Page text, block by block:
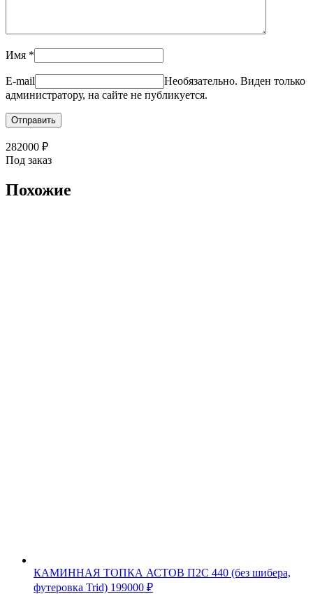
Имя *
E-mail
Необязательно. Виден только
администратору, на сайте не публикуется.
282000 ₽
Под заказ
Похожие
КАМИННАЯ ТОПКА АСТОВ П2С 440 (без шибера,
футеровка Trid) 199000 ₽